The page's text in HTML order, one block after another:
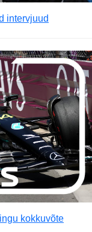
intervjuud
kokkuvõte